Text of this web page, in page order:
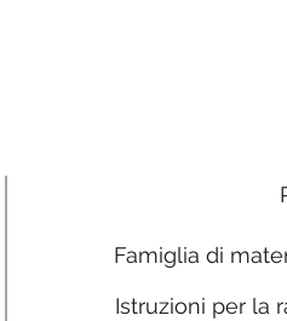
Famiglia di
Istruzioni per la